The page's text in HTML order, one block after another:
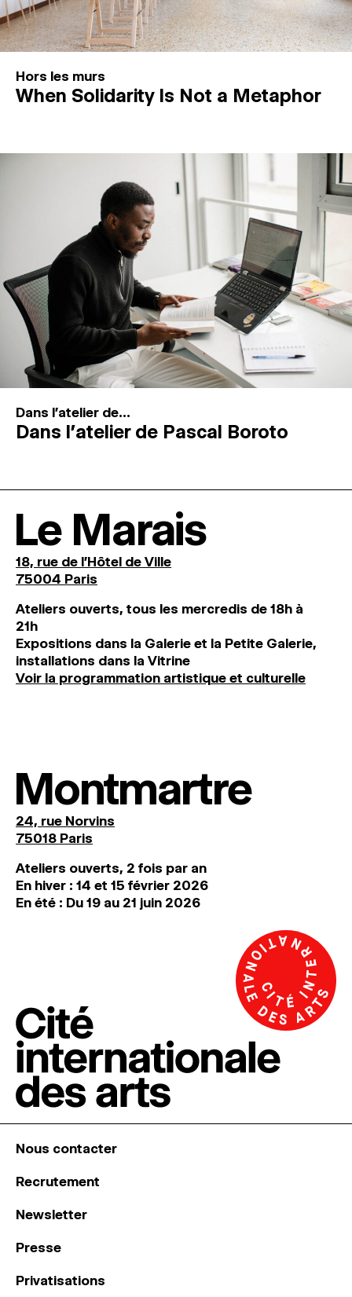
Hors les murs
When Solidarity Is Not a Metaphor
Dans l'atelier de...
Dans l’atelier de Pascal Boroto
Le Marais
18, rue de l'Hôtel de Ville
75004 Paris
Ateliers ouverts, tous les mercredis de 18h à
21h
Expositions dans la Galerie et la Petite Galerie,
installations dans la Vitrine
Voir la programmation artistique et culturelle
Montmartre
24, rue Norvins
75018 Paris
Ateliers ouverts, 2 fois par an
En hiver : 14 et 15 février 2026
En été : Du 19 au 21 juin 2026
Nous contacter
Recrutement
Newsletter
Presse
Privatisations